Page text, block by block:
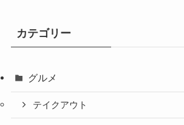
カテゴリー
グルメ
テイクアウト